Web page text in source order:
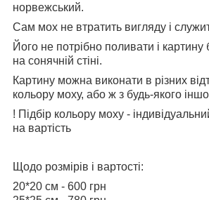
норвежський.
Сам мох не втратить вигляду і
Його не потрібно поливати і
на сонячній стіні.
Картину можна виконати в різних
кольору моху, або ж з будь-якого
! Підбір кольору моху -
на вартість
Щодо розмірів і вартості:
20*20 см - 600 грн